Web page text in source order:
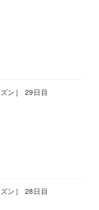
ズン］ 29日目
ズン］ 28日目